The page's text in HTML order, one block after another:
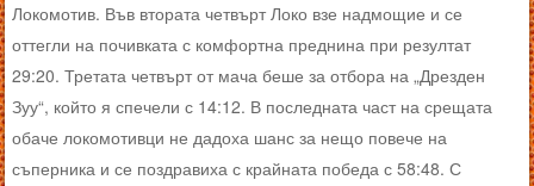
Локомотив. Във втората четвърт Локо взе надмощие и се
оттегли на почивката с комфортна преднина при резултат
29:20. Третата четвърт от мача беше за отбора на „Дрезден
Зуу“, който я спечели с 14:12. В последната част на срещата
обаче локомотивци не дадоха шанс за нещо повече на
съперника и се поздравиха с крайната победа с 58:48. С